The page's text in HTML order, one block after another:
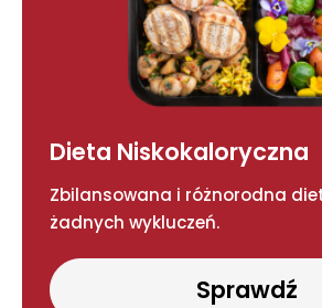
Dieta Niskokaloryczna
Zbilansowana i różnorodna
żadnych wykluczeń.
Sprawdź